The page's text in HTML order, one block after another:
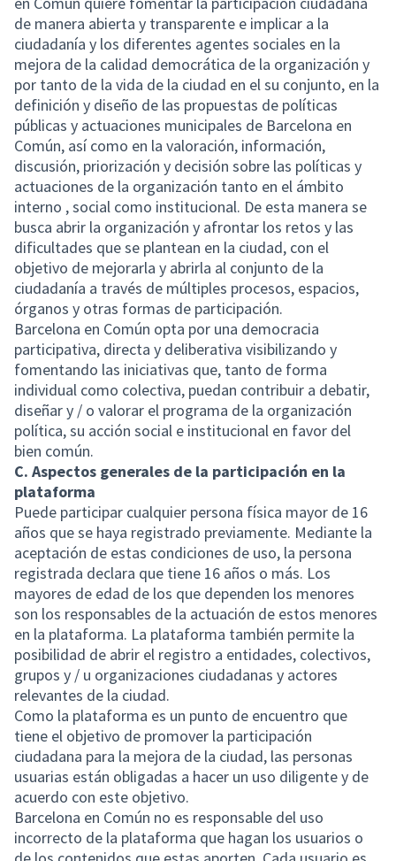
de manera abierta y transparente e implicar a la
ciudadanía y los diferentes agentes sociales en la
mejora de la calidad democrática de la organización y
por tanto de la vida de la ciudad en el su conjunto, en la
definición y diseño de las propuestas de políticas
públicas y actuaciones municipales de Barcelona en
Común, así como en la valoración, información,
discusión, priorización y decisión sobre las políticas y
actuaciones de la organización tanto en el ámbito
interno , social como institucional. De esta manera se
busca abrir la organización y afrontar los retos y las
dificultades que se plantean en la ciudad, con el
objetivo de mejorarla y abrirla al conjunto de la
ciudadanía a través de múltiples procesos, espacios,
órganos y otras formas de participación.
Barcelona en Común opta por una democracia
participativa, directa y deliberativa visibilizando y
fomentando las iniciativas que, tanto de forma
individual como colectiva, puedan contribuir a debatir,
diseñar y / o valorar el programa de la organización
política, su acción social e institucional en favor del
bien común.
C. Aspectos generales de la participación en la
plataforma
Puede participar cualquier persona física mayor de 16
años que se haya registrado previamente. Mediante la
aceptación de estas condiciones de uso, la persona
registrada declara que tiene 16 años o más. Los
mayores de edad de los que dependen los menores
son los responsables de la actuación de estos menores
en la plataforma. La plataforma también permite la
posibilidad de abrir el registro a entidades, colectivos,
grupos y / u organizaciones ciudadanas y actores
relevantes de la ciudad.
Como la plataforma es un punto de encuentro que
tiene el objetivo de promover la participación
ciudadana para la mejora de la ciudad, las personas
usuarias están obligadas a hacer un uso diligente y de
acuerdo con este objetivo.
Barcelona en Común no es responsable del uso
incorrecto de la plataforma que hagan los usuarios o